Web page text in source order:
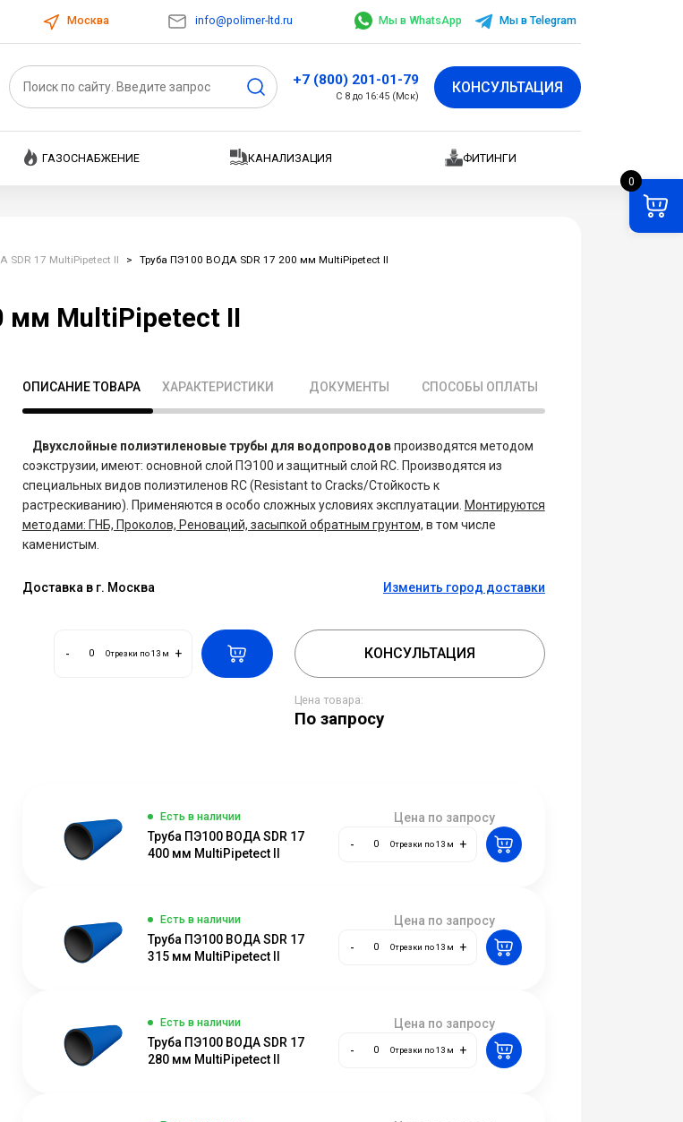
0
Москва info@polimer-ltd.ru Мы в WhatsApp Мы в Telegram
+7 (800) 201-01-79
С 8 до 16:45 (Мск)
КОНСУЛЬТАЦИЯ
ГАЗОСНАБЖЕНИЕ КАНАЛИЗАЦИЯ ФИТИНГИ
17 MultiPipetect II > Труба ПЭ100 ВОДА SDR 17 200 мм MultiPipetect II
мм MultiPipetect II
ОПИСАНИЕ ТОВАРА ХАРАКТЕРИСТИКИ ДОКУМЕНТЫ СПОСОБЫ ОПЛАТЫ
Двухслойные полиэтиленовые трубы для водопроводовпроизводятся методом
соэкструзии, имеют: основной слой ПЭ100 и защитный слой RC. Производятся из
специальных видов полиэтиленов RC (Resistant to Cracks/Стойкость к
растрескиванию). Применяются в особо сложных условиях эксплуатации. Монтируются
методами: ГНБ, Проколов, Реноваций, засыпкой обратным грунтом, в том числе
каменистым.
Доставка в г. Москва Изменить город доставки
- Отрезки по 13 м + КОНСУЛЬТАЦИЯ
Цена товара:
По запросу
Есть в наличии
Труба ПЭ100 ВОДА SDR 17
400 мм MultiPipetect II
Цена по запросу
-
Отрезки по 13 м +
Есть в наличии
Труба ПЭ100 ВОДА SDR 17
315 мм MultiPipetect II
Цена по запросу
-
Отрезки по 13 м +
Есть в наличии
Труба ПЭ100 ВОДА SDR 17
280 мм MultiPipetect II
Цена по запросу
-
Отрезки по 13 м +